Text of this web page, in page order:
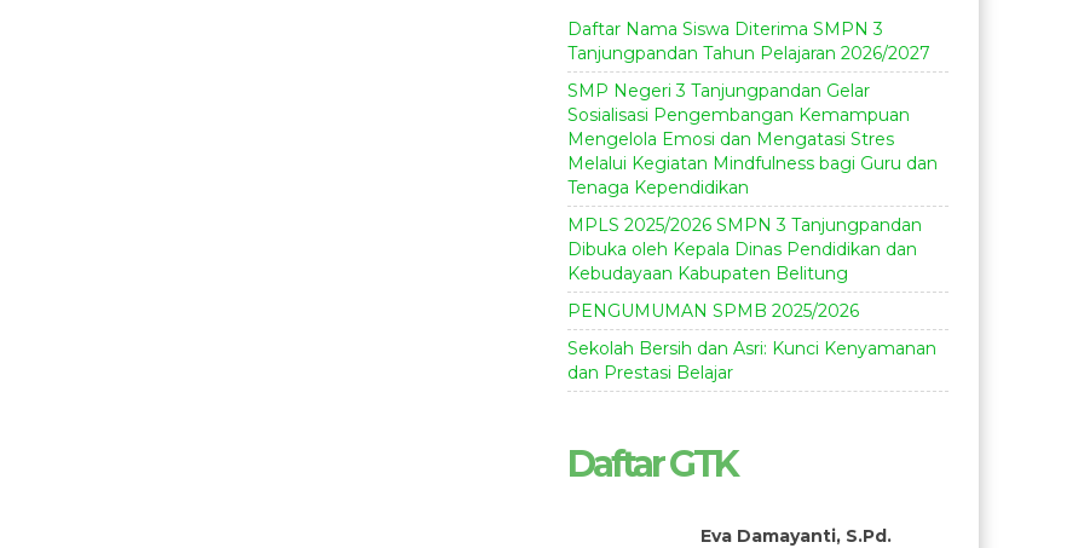
Daftar Nama Siswa Diterima SMPN 3
Tanjungpandan Tahun Pelajaran 2026/2027
SMP Negeri 3 Tanjungpandan Gelar
Sosialisasi Pengembangan Kemampuan
Mengelola Emosi dan Mengatasi Stres
Melalui Kegiatan Mindfulness bagi Guru dan
Tenaga Kependidikan
MPLS 2025/2026 SMPN 3 Tanjungpandan
Dibuka oleh Kepala Dinas Pendidikan dan
Kebudayaan Kabupaten Belitung
PENGUMUMAN SPMB 2025/2026
Sekolah Bersih dan Asri: Kunci Kenyamanan
dan Prestasi Belajar
Daftar GTK
Eva Damayanti, S.Pd.